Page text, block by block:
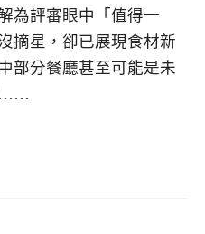
為評審眼中「值得一
摘星，卻已展現食材新
部分餐廳甚至可能是未
……